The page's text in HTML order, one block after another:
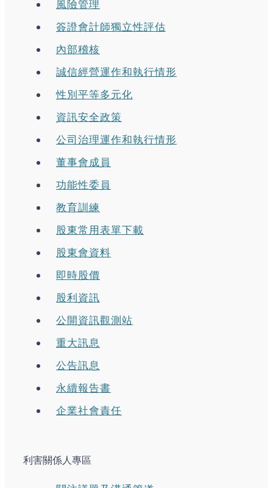
風險管理
簽證會計師獨立性評估
內部稽核
誠信經營運作和執行情形
性別平等多元化
資訊安全政策
公司治理運作和執行情形
董事會成員
功能性委員
教育訓練
股東常用表單下載
股東會資料
即時股價
股利資訊
公開資訊觀測站
重大訊息
公告訊息
永續報告書
企業社會責任
利害關係人專區